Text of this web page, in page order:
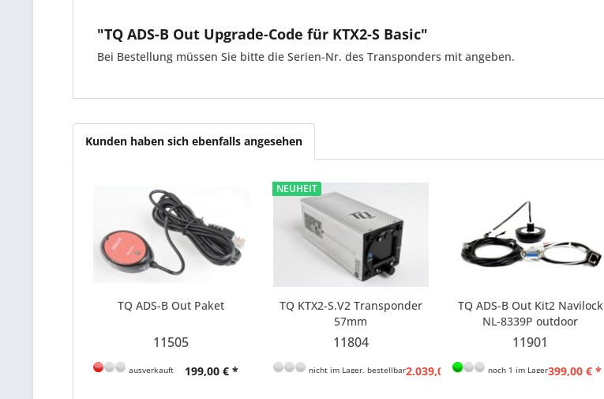
"TQ ADS-B Out Upgrade-Code für KTX2-S Basic"
Bei Bestellung müssen Sie bitte die Serien-Nr. des Transponders mit angeben.
Kunden haben sich ebenfalls angesehen
TQ ADS-B Out Paket
11505
ausverkauft 199,00 € *
NEUHEIT
TQ KTX2-S.V2 Transponder
57mm
11804
nicht im Lager, bestellbar2.039,00 € * 2.499,00 € *
TQ ADS-B Out Kit2 Navilock
NL-8339P outdoor
(Außenmontage)
11901
noch 1 im Lager399,00 € *